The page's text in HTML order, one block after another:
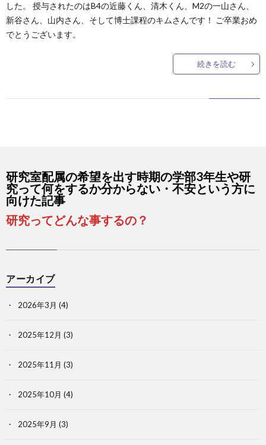
助
成
連
携
業
生
ア
ク
した。 授与されたのはB4の近藤くん、清木くん、M2の一山さん、
新谷さん、山内さん、そして博士課程のキムさんです！ ご卒業おめ
でとうございます。
続きを読む
研究室配属の希望を出す時期の学部3年生や研
究って何をするか分からない・不安という方に
向けた記事
研究ってどんな事するの？
アーカイブ
2026年3月 (4)
2025年12月 (3)
2025年11月 (3)
2025年10月 (4)
2025年9月 (3)